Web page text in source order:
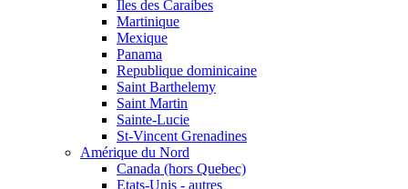
Iles des Caraibes
Martinique
Mexique
Panama
Republique dominicaine
Saint Barthelemy
Saint Martin
Sainte-Lucie
St-Vincent Grenadines
Amérique du Nord
Canada (hors Quebec)
Etats-Unis - autres